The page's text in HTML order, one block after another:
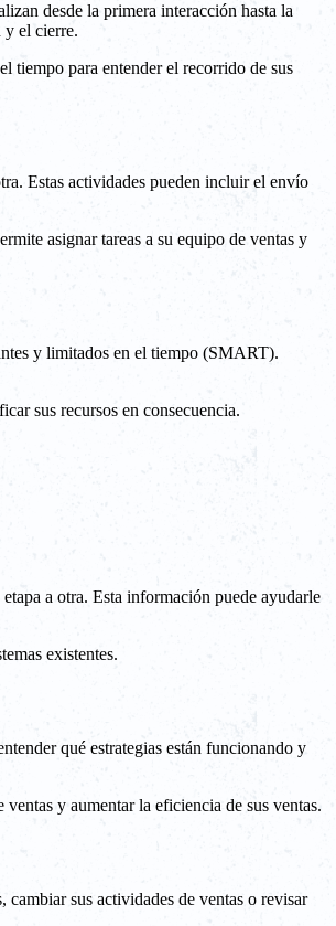
desde la primera interacción hasta la
y el cierre.
tiempo para entender el recorrido de sus
Estas actividades pueden incluir el envío
asignar tareas a su equipo de ventas y
y limitados en el tiempo (SMART).
sus recursos en consecuencia.
a otra. Esta información puede ayudarle
existentes.
qué estrategias están funcionando y
y aumentar la eficiencia de sus ventas.
cambiar sus actividades de ventas o revisar